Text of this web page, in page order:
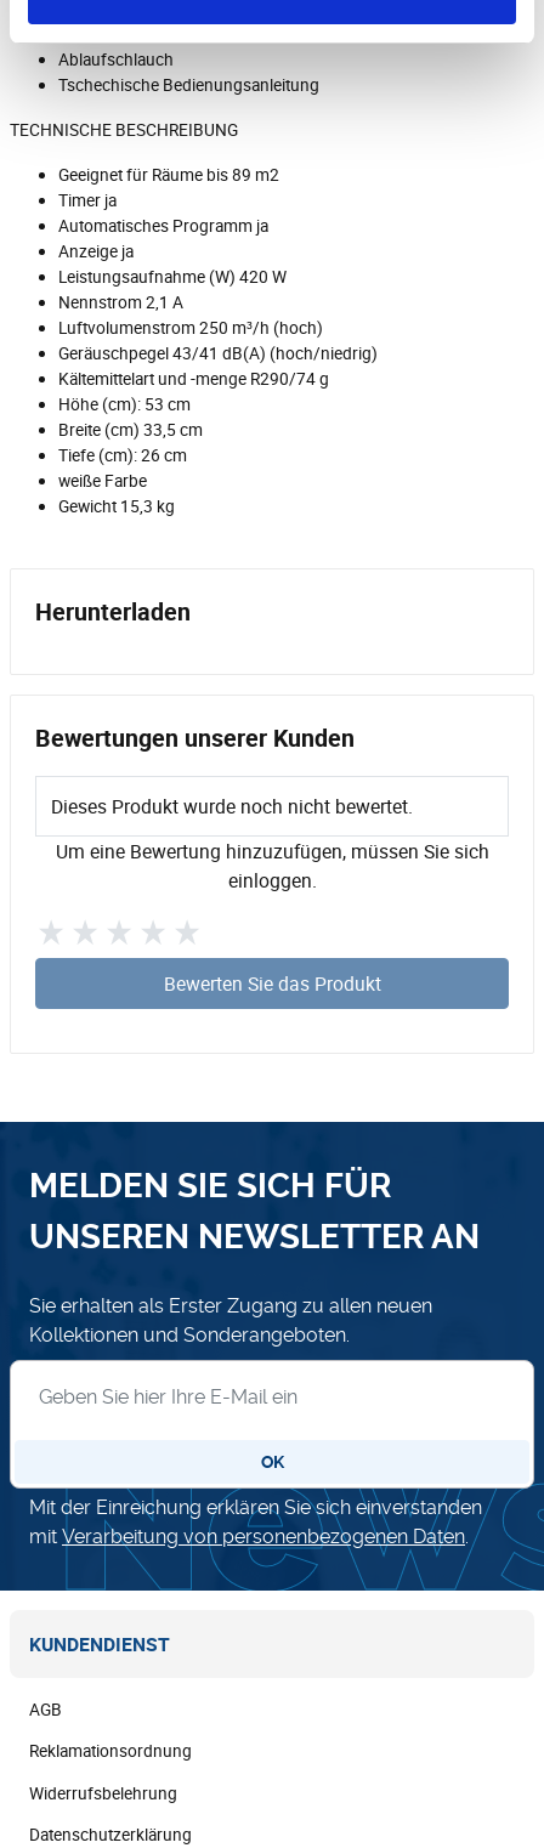
Ablaufschlauch
Tschechische Bedienungsanleitung
TECHNISCHE BESCHREIBUNG
Geeignet für Räume bis 89 m2
Timer ja
Automatisches Programm ja
Anzeige ja
Leistungsaufnahme (W) 420 W
Nennstrom 2,1 A
Luftvolumenstrom 250 m³/h (hoch)
Geräuschpegel 43/41 dB(A) (hoch/niedrig)
Kältemittelart und -menge R290/74 g
Höhe (cm): 53 cm
Breite (cm) 33,5 cm
Tiefe (cm): 26 cm
weiße Farbe
Gewicht 15,3 kg
Herunterladen
Bewertungen unserer Kunden
Dieses Produkt wurde noch nicht bewertet.
Um eine Bewertung hinzuzufügen, müssen Sie sich
einloggen.
Bewerten Sie das Produkt
MELDEN SIE SICH FÜR
UNSEREN NEWSLETTER AN
Sie erhalten als Erster Zugang zu allen neuen
Kollektionen und Sonderangeboten.
OK
Mit der Einreichung erklären Sie sich einverstanden
mit Verarbeitung von personenbezogenen Daten
KUNDENDIENST
AGB
Reklamationsordnung
Widerrufsbelehrung
Datenschutzerklärung